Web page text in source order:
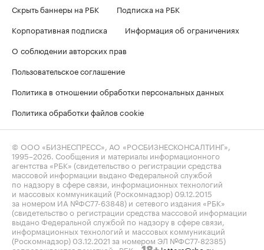
Скрыть баннеры на РБК
Подписка на РБК
Корпоративная подписка
Информация об ограничениях
О соблюдении авторских прав
Пользовательское соглашение
Политика в отношении обработки персональных данных
Политика обработки файлов cookie
© ООО «БИЗНЕСПРЕСС», АО «РОСБИЗНЕСКОНСАЛТИНГ»,
1995–2026 . Сообщения и материалы информационного
агентства «РБК» (свидетельство о регистрации средства
массовой информации выдано Федеральной службой
по надзору в сфере связи, информационных технологий
и массовых коммуникаций (Роскомнадзор) 09.12.2015
за номером ИА №ФС77-63848) и сетевого издания «РБК»
(свидетельство о регистрации средства массовой информации
выдано Федеральной службой по надзору в сфере связи,
информационных технологий и массовых коммуникаций
(Роскомнадзор) 03.12.2021 за номером ЭЛ №ФС77-82385)